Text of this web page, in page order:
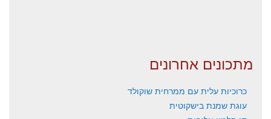
מתכונים אחרונים
כרוכיות עלית עם ממרחית שוקולד
עוגת שמנת בישקוטית